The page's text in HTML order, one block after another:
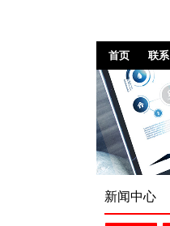
首页 联系
新闻中心